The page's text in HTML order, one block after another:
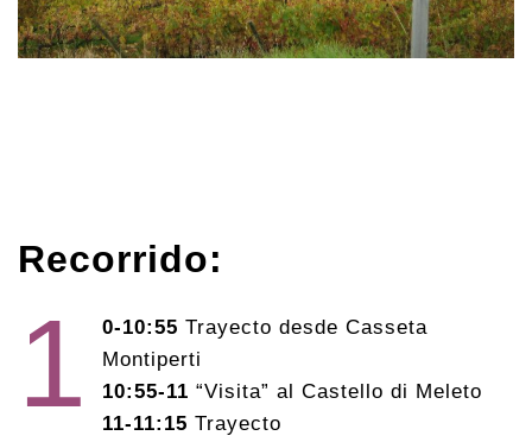
Recorrido:
1 0-10:55 Trayecto desde Casseta
Montiperti
10:55-11 “Visita” al Castello di Meleto
11-11:15 Trayecto